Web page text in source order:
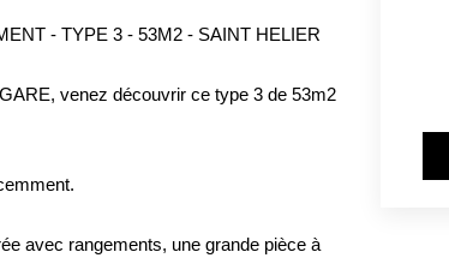
- TYPE 3 - 53M2 - SAINT HELIER
venez découvrir ce type 3 de 53m2
avec rangements, une grande pièce à